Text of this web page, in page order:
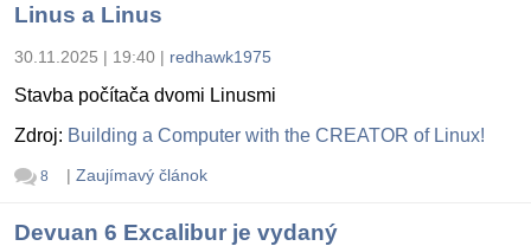
Linus a Linus
30.11.2025 | 19:40 | redhawk1975
Stavba počítača dvomi Linusmi
Zdroj: Building a Computer with the CREATOR of Linux!
8 | Zaujímavý článok
Devuan 6 Excalibur je vydaný